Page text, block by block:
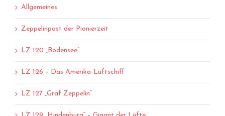
Allgemeines
Zeppelinpost der Pionierzeit
LZ 120 „Bodensee“
LZ 126 – Das Amerika-Luftschiff
LZ 127 „Graf Zeppelin“